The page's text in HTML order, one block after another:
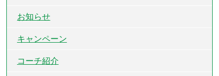
お知らせ
キャンペーン
コーチ紹介